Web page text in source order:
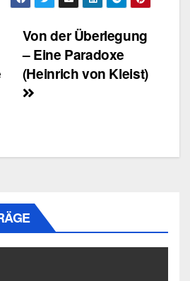
Von der Überlegung
– Eine Paradoxe
(Heinrich von Kleist)